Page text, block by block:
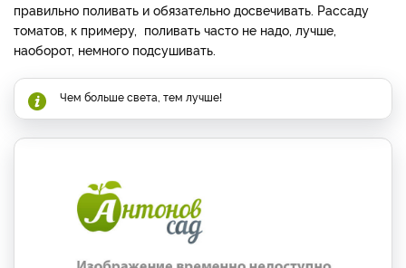
правильно поливать и обязательно досвечивать. Рассаду
томатов, к примеру, поливать часто не надо, лучше,
наоборот, немного подсушивать.
Чем больше света, тем лучше!